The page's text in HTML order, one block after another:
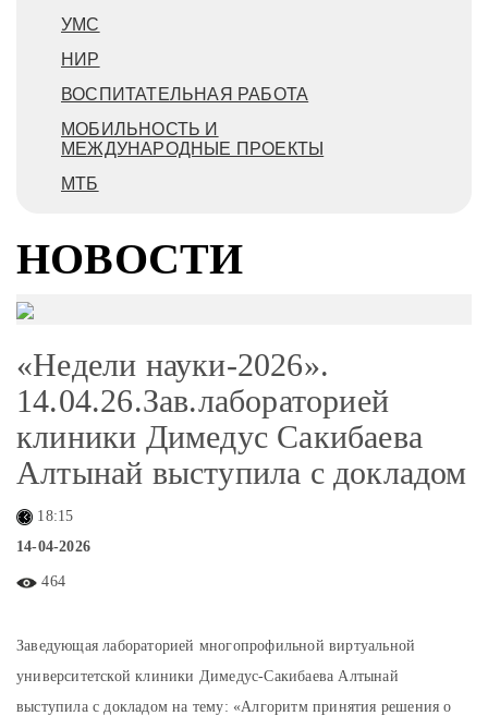
УМС
НИР
ВОСПИТАТЕЛЬНАЯ РАБОТА
МОБИЛЬНОСТЬ И
МЕЖДУНАРОДНЫЕ ПРОЕКТЫ
МТБ
НОВОСТИ
«Недели науки-2026».
14.04.26.Зав.лабораторией
клиники Димедус Сакибаева
Алтынай выступила с докладом
18:15
14-04-2026
464
Заведующая лабораторией многопрофильной виртуальной
университетской клиники Димедус-Сакибаева Алтынай
выступила с докладом на тему: «Алгоритм принятия решения о